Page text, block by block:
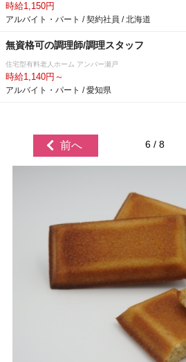
時給1,150円
アルバイト・パート / 契約社員 / 北海道
無資格可の調理師/調理スタッフ
住宅型有料老人ホーム アンバー瀬戸
時給1,140円～
アルバイト・パート / 愛知県
前へ 6 / 8